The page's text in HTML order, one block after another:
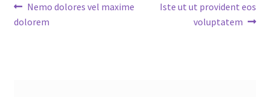
Post
navigation
Previous
post:
Nemo dolores vel maxime
dolorem
Next
Iste ut ut provident eos
voluptatem